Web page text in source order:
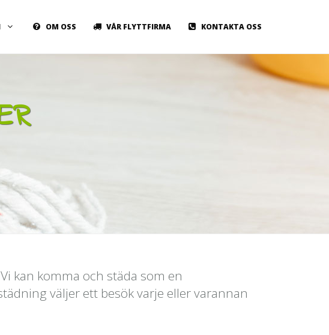
OM OSS VÅR FLYTTFIRMA KONTAKTA OSS
kan komma och städa som en
väljer ett besök varje eller varannan